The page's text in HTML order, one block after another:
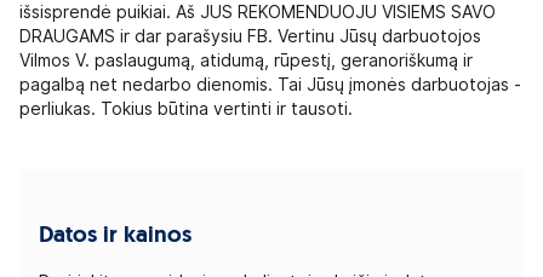
išsisprendė puikiai. Aš JUS REKOMENDUOJU VISIEMS SAVO
DRAUGAMS ir dar parašysiu FB. Vertinu Jūsų darbuotojos
Vilmos V. paslaugumą, atidumą, rūpestį, geranoriškumą ir
pagalbą net nedarbo dienomis. Tai Jūsų įmonės darbuotojas -
perliukas. Tokius būtina vertinti ir tausoti.
Datos ir kainos